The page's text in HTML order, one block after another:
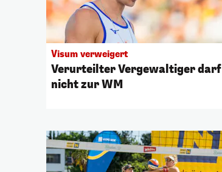
Visum verweigert
Verurteilter Vergewaltiger darf
nicht zur WM